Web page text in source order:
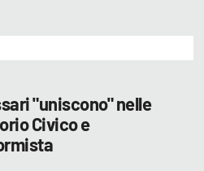
"uniscono" nelle
Civico e